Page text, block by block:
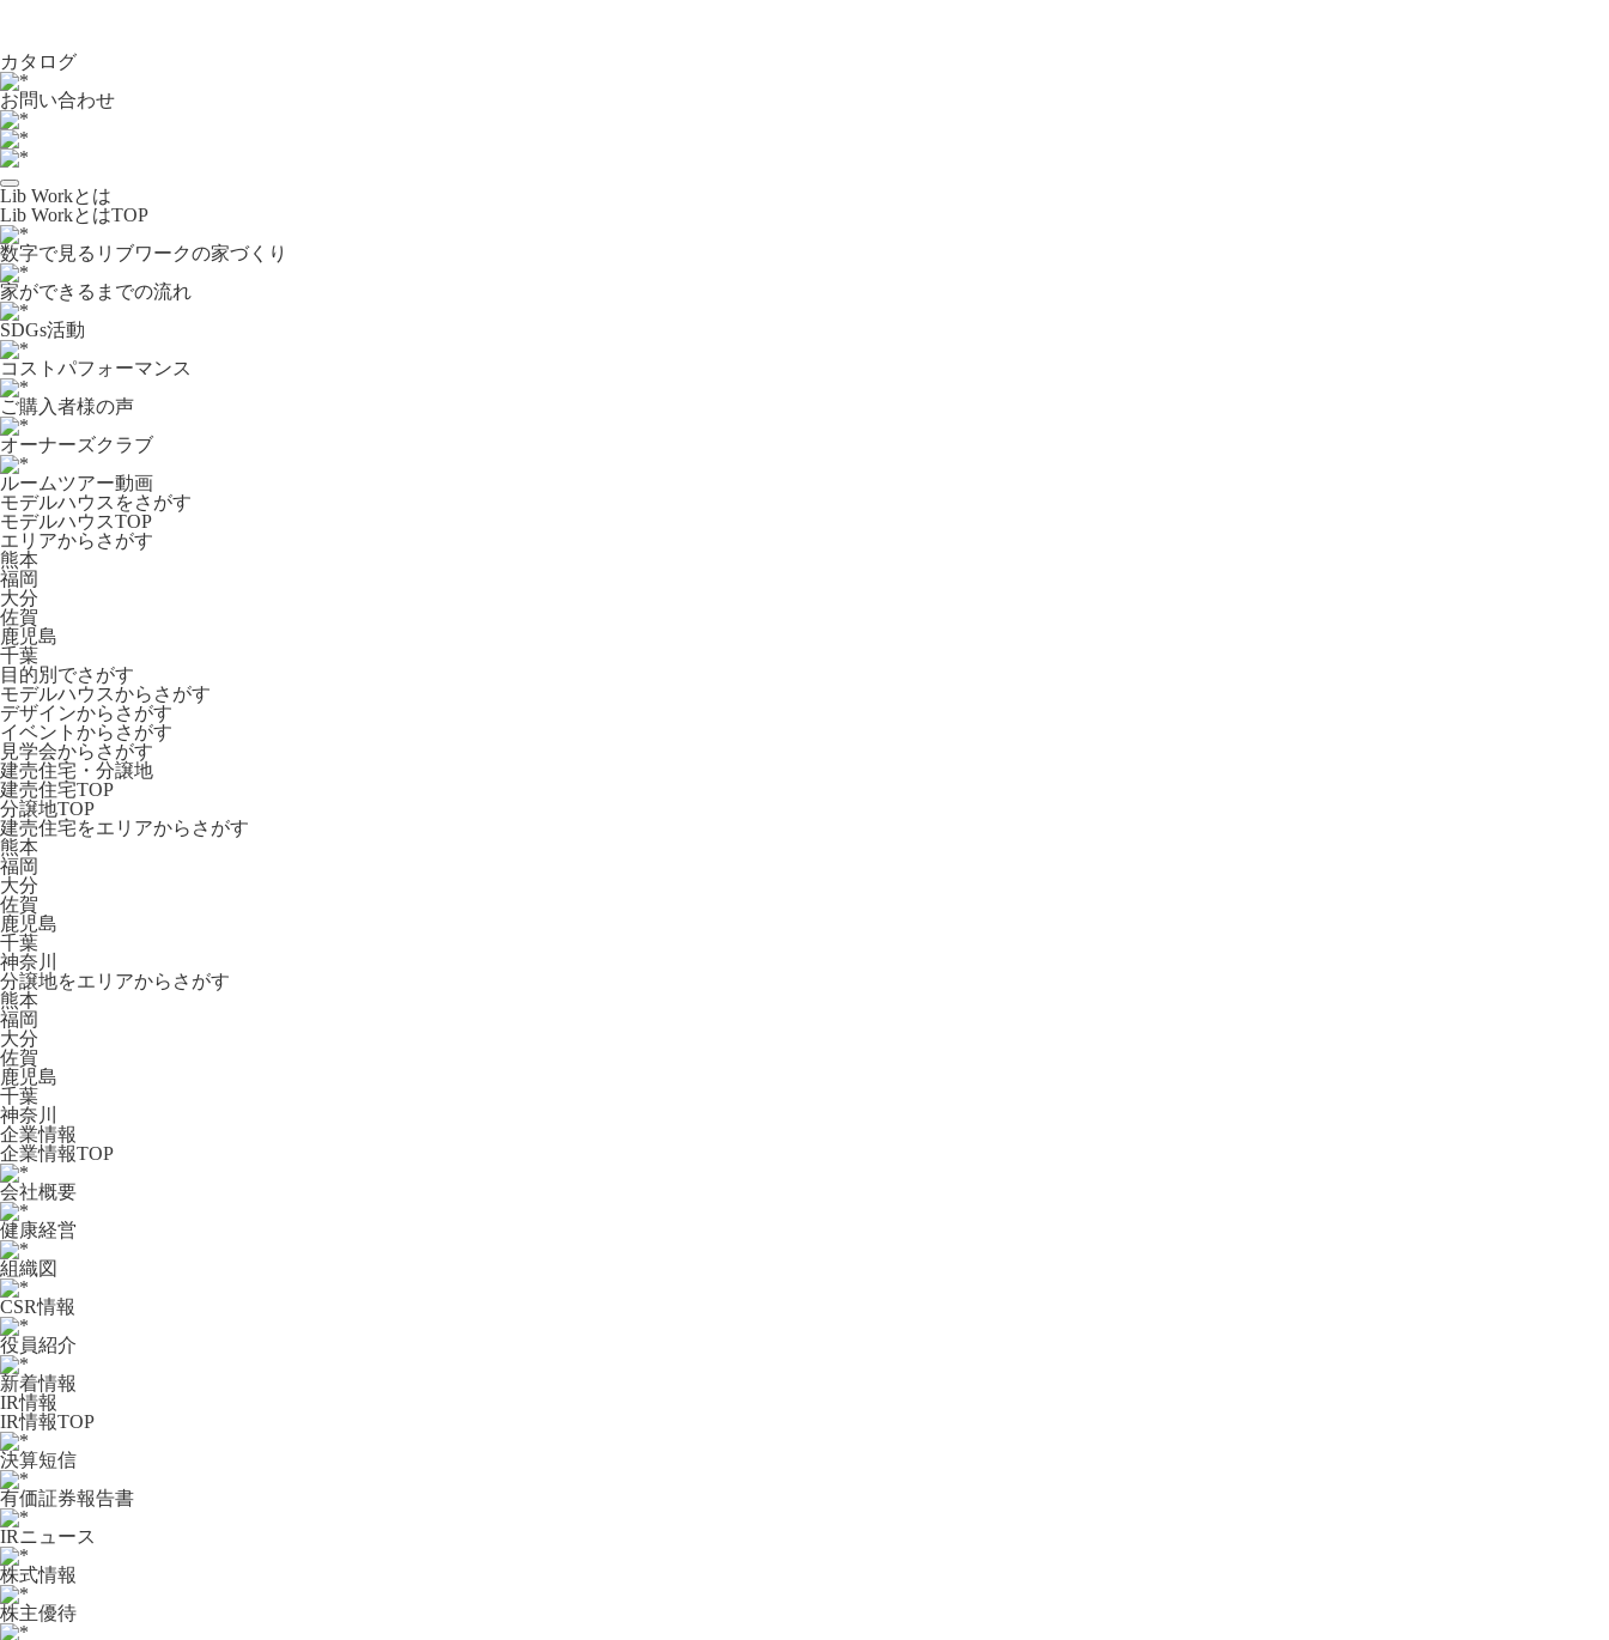
カタログ
お問い合わせ
Lib Workとは
Lib WorkとはTOP
数字で⾒るリブワークの家づくり
家ができるまでの流れ
SDGs活動
コストパフォーマンス
ご購入者様の声
オーナーズクラブ
ルームツアー動画
モデルハウスをさがす
モデルハウスTOP
エリアからさがす
熊本
福岡
大分
佐賀
鹿児島
千葉
目的別でさがす
モデルハウスからさがす
デザインからさがす
イベントからさがす
見学会からさがす
建売住宅・分譲地
建売住宅TOP
分譲地TOP
建売住宅をエリアからさがす
熊本
福岡
大分
佐賀
鹿児島
千葉
神奈川
分譲地をエリアからさがす
熊本
福岡
大分
佐賀
鹿児島
千葉
神奈川
企業情報
企業情報TOP
会社概要
健康経営
組織図
CSR情報
役員紹介
新着情報
IR情報
IR情報TOP
決算短信
有価証券報告書
IRニュース
株式情報
株主優待